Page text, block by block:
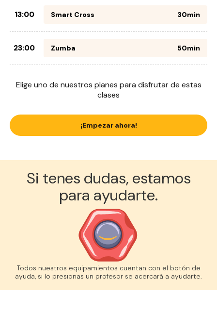
13:00 Smart Cross 30min
23:00 Zumba 50min
Elige uno de nuestros planes para disfrutar de estas
clases
¡Empezar ahora!
Si tenes dudas, estamos
para ayudarte.
Todos nuestros equipamientos cuentan con el botón de
ayuda, si lo presionas un profesor se acercará a ayudarte.